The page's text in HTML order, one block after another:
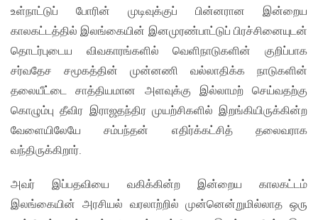
உள்நாட்டுப் போரின் முடிவுக்குப் பின்னரான இன்றைய
காலகட்டத்தில் இலங்கையின் இனமுரண்பாட்டுப் பிரச்சினையுடன்
தொடர்புடைய விவகாரங்களில் வெளிநாடுகளின் குறிப்பாக
சர்வதேச சமூகத்தின் முன்னணி வல்லாதிக்க நாடுகளின்
தலையீட்டை சாத்தியமான அளவுக்கு இல்லாமற் செய்வதற்கு
கொழும்பு தீவிர இராஜதந்திர முயற்சிகளில் இறங்கியிருக்கின்ற
வேளையிலேயே சம்பந்தன் எதிர்க்கட்சித் தலைவராக
வந்திருக்கிறார்.
அவர் இப்பதவியை வகிக்கின்ற இன்றைய காலகட்டம்
இலங்கையின் அரசியல் வரலாற்றில் முன்னென்றுமில்லாத ஒரு